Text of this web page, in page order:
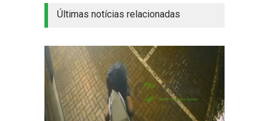
Últimas notícias relacionadas